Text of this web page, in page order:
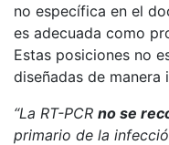
no específica en el
es adecuada como
Estas posiciones no
diseñadas de manera
“La RT-PCR no se
primario de la